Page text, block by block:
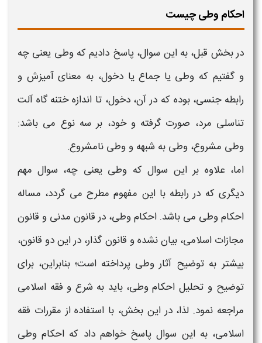
احکام وطی چیست
در بخش قبل، به این سوال، پاسخ دادیم که وطی یعنی چه
و گفتیم که وطی یا جماع یا دخول، به معنای آمیزش و
رابطه جنسی، بوده که در آن، دخول، تا اندازه ختنه گاه آلت
تناسلی مرد، صورت گرفته و خود، بر سه نوع می باشد:
وطی مشروع، وطی به شبهه و وطی نامشروع.
اما، علاوه بر این سوال که وطی یعنی چه، سوال مهم
دیگری که در رابطه با این مفهوم مطرح می گردد، مساله
احکام وطی می باشد. احکام وطی، در قانون مدنی و قانون
مجازات اسلامی، بیان نشده و قانون گذار، در این دو قانون،
بیشتر به توضیح آثار وطی پرداخته است؛ بنابراین، برای
توضیح و تحلیل احکام وطی، باید به شرع و فقه اسلامی
مراجعه نمود. لذا، در این بخش، با استفاده از مقررات فقه
اسلامی، به این سوال پاسخ خواهم داد که احکام وطی